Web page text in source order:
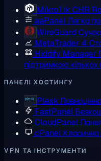
MikroTik CHR
aaPanelЛегка
WireGuard
MetaTrader 4
Hiddify Manager
підтримкою кількох
ПАНЕЛІ ХОСТИНГУ
Plesk
FastPanel
CloudPanel
cPanelКласична
VPN ТА ІНСТРУМЕНТИ